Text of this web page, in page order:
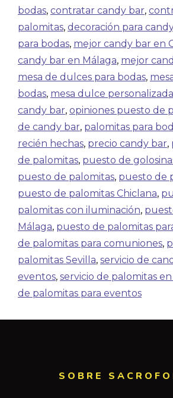
bodas, contratar candy bar,
palomitas, decoración para
para bodas, mejor candy bar en
candy bar en Málaga, mejor
mesa de dulces para bodas,
bodas, mesa dulce personalizada
candy bar, opiniones puesto de
de candy bar, palomitas para
recién hechas, precio candy bar,
de palomitas, puesto de
puesto de palomitas, puesto de
puesto de palomitas Chiclana,
palomitas con iluminación,
Málaga, puesto de palomitas
de palomitas para comuniones,
palomitas Sevilla, servicio de
eventos, servicio de palomitas
de palomitas para eventos
SOBRE